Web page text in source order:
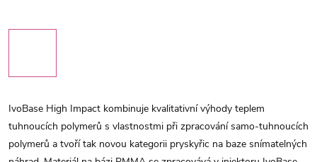
IvoBase High Impact kombinuje kvalitativní výhody teplem
tuhnoucích polymerů s vlastnostmi při zpracování samo-tuhnoucích
polymerů a tvoří tak novou kategorii pryskyřic na baze snímatelných